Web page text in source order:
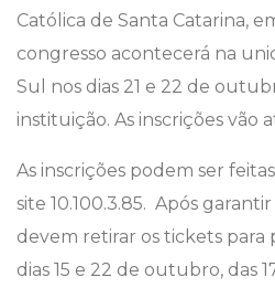
Católica de Santa Catarina,
congresso acontecerá na
Sul nos dias 21 e 22 de
instituição. As inscrições vão
As inscrições podem ser
site 10.100.3.85. Após
devem retirar os tickets para
dias 15 e 22 de outubro, das